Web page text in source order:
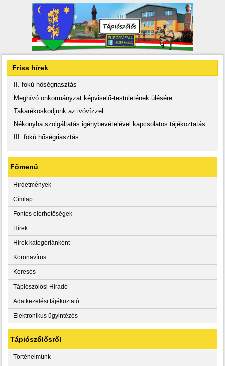
Friss hírek
II. fokú hőségriasztás
Meghívó önkormányzat képviselő-testületének ülésére
Takarékoskodjunk az ivóvízzel
Nékonyha szolgáltatás igénybevételével kapcsolatos tájékoztatás
III. fokú hőségriasztás
Főmenü
Hirdetmények
Címlap
Fontos elérhetőségek
Hírek
Hírek kategóriánként
Koronavírus
Keresés
Tápiószőlősi Híradó
Adatkezelési tájékoztató
Elektronikus ügyintézés
Tápiószőlősről
Történelmünk